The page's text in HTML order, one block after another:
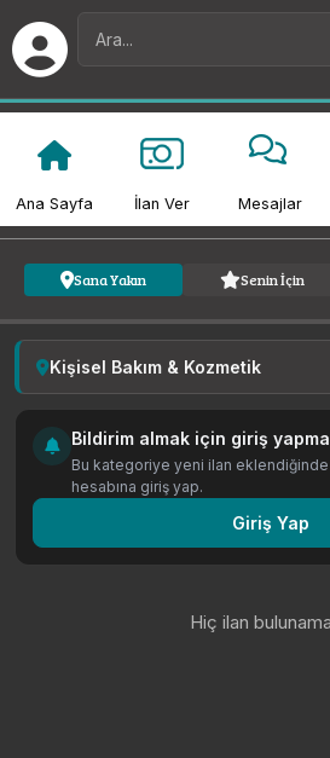
Ana Sayfa İlan Ver Mesajlar
Sana Yakın Senin İçin
Kişisel Bakım & Kozmetik
Bildirim almak için giriş
Bu kategoriye yeni ilan
hesabına giriş yap.
Giriş Yap
Hiç ilan